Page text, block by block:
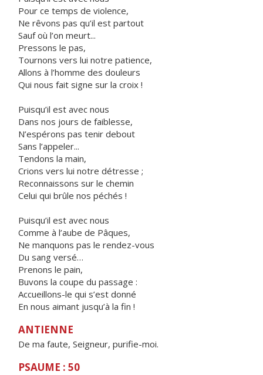
Pour ce temps de violence,
Ne rêvons pas qu’il est partout
Sauf où l’on meurt...
Pressons le pas,
Tournons vers lui notre patience,
Allons à l’homme des douleurs
Qui nous fait signe sur la croix !
Puisqu’il est avec nous
Dans nos jours de faiblesse,
N’espérons pas tenir debout
Sans l’appeler...
Tendons la main,
Crions vers lui notre détresse ;
Reconnaissons sur le chemin
Celui qui brûle nos péchés !
Puisqu’il est avec nous
Comme à l’aube de Pâques,
Ne manquons pas le rendez-vous
Du sang versé…
Prenons le pain,
Buvons la coupe du passage :
Accueillons-le qui s’est donné
En nous aimant jusqu’à la fin !
ANTIENNE
De ma faute, Seigneur, purifie-moi.
PSAUME : 50